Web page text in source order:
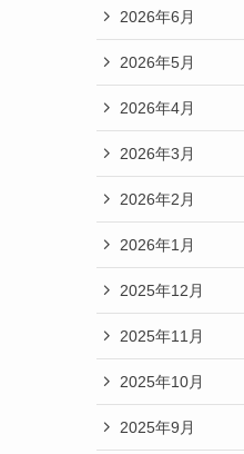
2026年6月
2026年5月
2026年4月
2026年3月
2026年2月
2026年1月
2025年12月
2025年11月
2025年10月
2025年9月